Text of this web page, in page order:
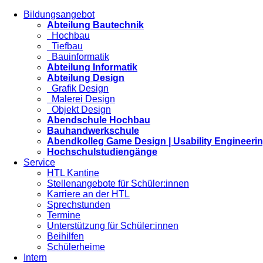
Bildungsangebot
Abteilung Bautechnik
Hochbau
Tiefbau
Bauinformatik
Abteilung Informatik
Abteilung Design
Grafik Design
Malerei Design
Objekt Design
Abendschule Hochbau
Bauhandwerkschule
Abendkolleg Game Design | Usability
Hochschulstudiengänge
Service
HTL Kantine
Stellenangebote für Schüler:innen
Karriere an der HTL
Sprechstunden
Termine
Unterstützung für Schüler:innen
Beihilfen
Schülerheime
Intern